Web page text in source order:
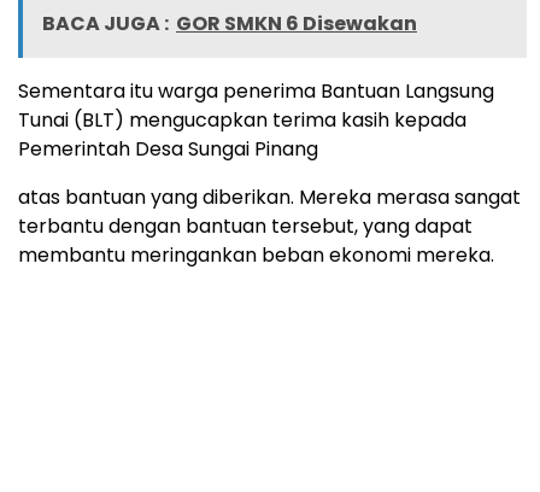
BACA JUGA : GOR SMKN 6 Disewakan
Sementara itu warga penerima Bantuan Langsung
Tunai (BLT) mengucapkan terima kasih kepada
Pemerintah Desa Sungai Pinang
atas bantuan yang diberikan. Mereka merasa sangat
terbantu dengan bantuan tersebut, yang dapat
membantu meringankan beban ekonomi mereka.